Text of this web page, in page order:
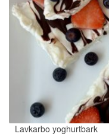
Lavkarbo yoghurtbark